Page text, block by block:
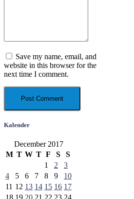
Save my name, email, and
website in this browser for the
next time I comment.
Kalender
December 2017
M T W T F S
S
1
2
3
4
5 6 7 8 9
10
11 12 13 14 15 16 17
18 19 20 21 22 23 24